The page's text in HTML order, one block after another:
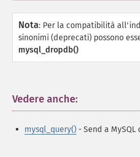
Nota: Per la compatibilità
sinonimi (deprecati) possono
mysql_dropdb()
Vedere anche:
mysql_query() - Send a MySQL